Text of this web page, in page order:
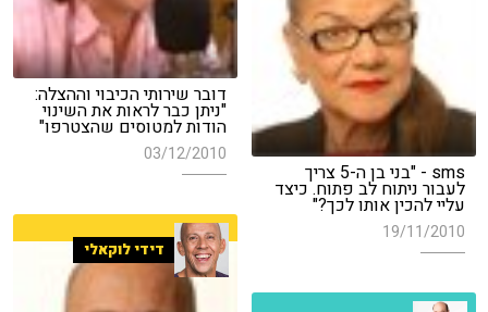
דובר שירותי הכיבוי וההצלה:
"ניתן כבר לראות את השינוי
הודות למטוסים שהצטרפו"
03/12/2010
sms - "בני בן ה-5 צריך
לעבור ניתוח לב פתוח. כיצד
עליי להכין אותו לכך?"
19/11/2010
דידי לוקאלי